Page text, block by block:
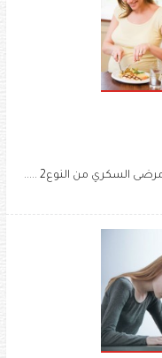
السكري من النوع2 .....